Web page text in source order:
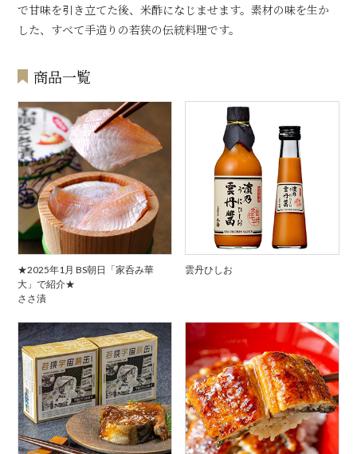
で甘味を引き立てた後、米酢になじませます。素材の味を生か
した、すべて手造りの若狭の伝統料理です。
商品一覧
★2025年1月 BS朝日「家呑み華
大」で紹介★
ささ漬
雲丹ひしお